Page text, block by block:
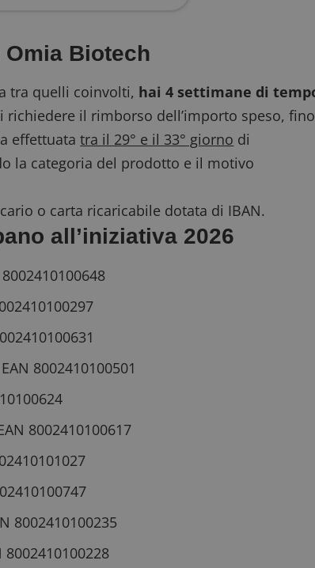
Biotech
tra quelli coinvolti, hai 4 settimane di
richiedere il rimborso dell’importo speso, fino
effettuatatra il 29° e il 33° giorno di
la categoria del prodotto e il motivo
o carta ricaricabile dotata di IBAN.
all’iniziativa 2026
8002410100501
8002410100617
8002410100235